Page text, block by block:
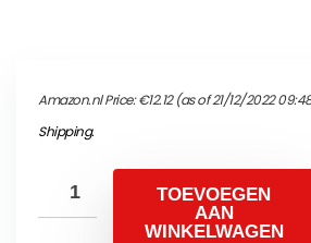
Amazon.nl Price:€12.12(as of 21/12/2022
Shipping.
TOEVOEGEN
AAN
WINKELWAGEN